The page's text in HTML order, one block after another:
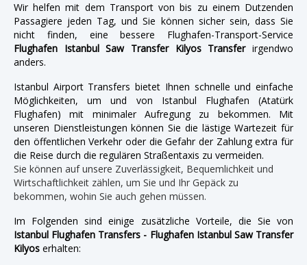
Wir helfen mit dem Transport von bis zu einem Dutzenden
Passagiere jeden Tag, und Sie können sicher sein, dass Sie
nicht finden, eine bessere Flughafen-Transport-Service
Flughafen Istanbul Saw Transfer Kilyos Transferirgendwo
anders.
Istanbul Airport Transfers bietet Ihnen schnelle und einfache
Möglichkeiten, um und von Istanbul Flughafen (Atatürk
Flughafen) mit minimaler Aufregung zu bekommen. Mit
unseren Dienstleistungen können Sie die lästige Wartezeit für
den öffentlichen Verkehr oder die Gefahr der Zahlung extra für
die Reise durch die regulären Straßentaxis zu vermeiden.
Sie können auf unsere Zuverlässigkeit, Bequemlichkeit und
Wirtschaftlichkeit zählen, um Sie und Ihr Gepäck zu
bekommen, wohin Sie auch gehen müssen.
Im Folgenden sind einige zusätzliche Vorteile, die Sie von
Istanbul Flughafen Transfers - Flughafen Istanbul Saw Transfer
Kilyos erhalten: